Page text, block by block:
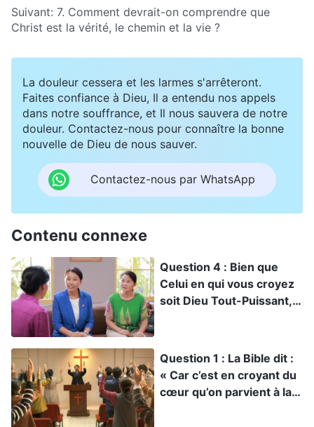
Suivant: 7. Comment devrait-on comprendre que
Christ est la vérité, le chemin et la vie ?
La douleur cessera et les larmes s'arrêteront.
Faites confiance à Dieu, Il a entendu nos appels
dans notre souffrance, et Il nous sauvera de notre
douleur. Contactez-nous pour connaître la bonne
nouvelle de Dieu de nous sauver.
Contactez-nous par WhatsApp
Contenu connexe
Question 4 : Bien que
Celui en qui vous croyez
soit Dieu Tout-Puissant,
Puissant, et la façon dont
vous priez soit au nom de
Dieu Tout-Puissant, selon
ce que nous savons,
Question 1 : La Bible dit :
« Car c’est en croyant du
cœur qu’on parvient à la